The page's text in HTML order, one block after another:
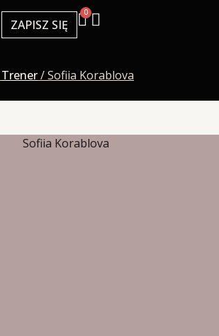
0
ZAPISZ SIĘ
Trener/ Sofiia Korablova